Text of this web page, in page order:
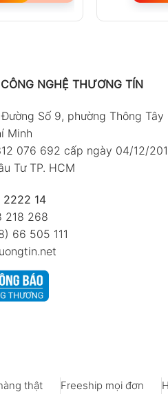
NGHỆ THƯƠNG TÍN
Số 9, phường Thông Tây
Minh
076 692 cấp ngày 04/12/
Tư TP. HCM
2222 14
218 268
66 505 111
thật Freeship mọi đơn